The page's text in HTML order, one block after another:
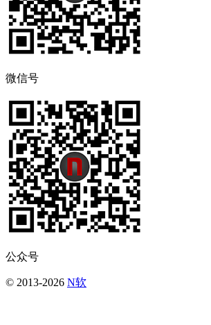
微信号
公众号
© 2013-2026 N软